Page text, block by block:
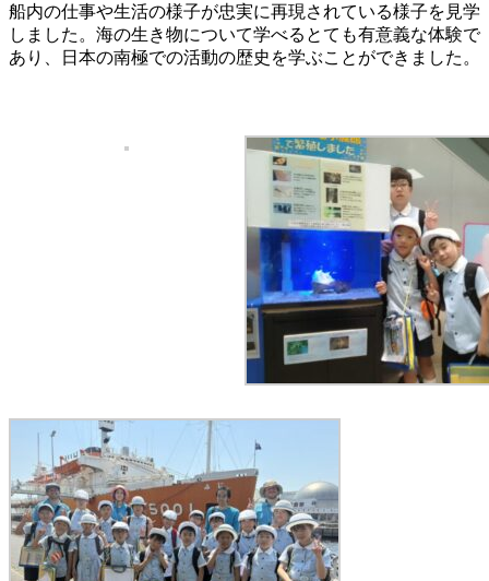
船内の仕事や生活の様子が忠実に再現されている様子を見学
しました。海の生き物について学べるとても有意義な体験で
あり、日本の南極での活動の歴史を学ぶことができました。